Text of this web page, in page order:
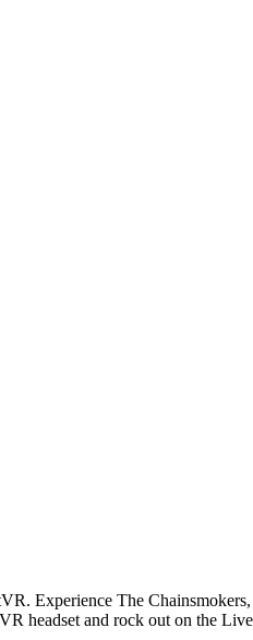
Experience The
headset and rock out on the